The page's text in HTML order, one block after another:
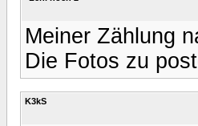
Meiner Zählung
Die Fotos zu
K3kS